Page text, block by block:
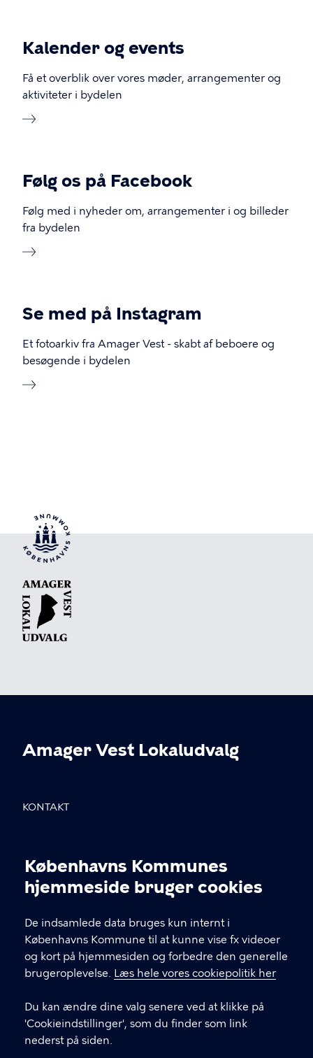
Cookieindstillinger
Københavns Kommunes
hjemmeside bruger cookies
De indsamlede data bruges kun internt i
Københavns Kommune til at kunne vise fx videoer
og kort på hjemmesiden og forbedre den generelle
brugeroplevelse. Læs hele vores cookiepolitik her
Du kan ændre dine valg senere ved at klikke på
'Cookieindstillinger', som du finder som link
nederst på siden.
Kalender og events
Få et overblik over vores møder, arrangementer og
aktiviteter i bydelen
Følg os på Facebook
Følg med i nyheder om, arrangementer i og billeder
fra bydelen
Se med på Instagram
Et fotoarkiv fra Amager Vest - skabt af beboere og
besøgende i bydelen
Amager Vest Lokaludvalg
KONTAKT
info@avlu.dk
21 51 39 35
LINKS
Facebook
Instagram
Kontakt os